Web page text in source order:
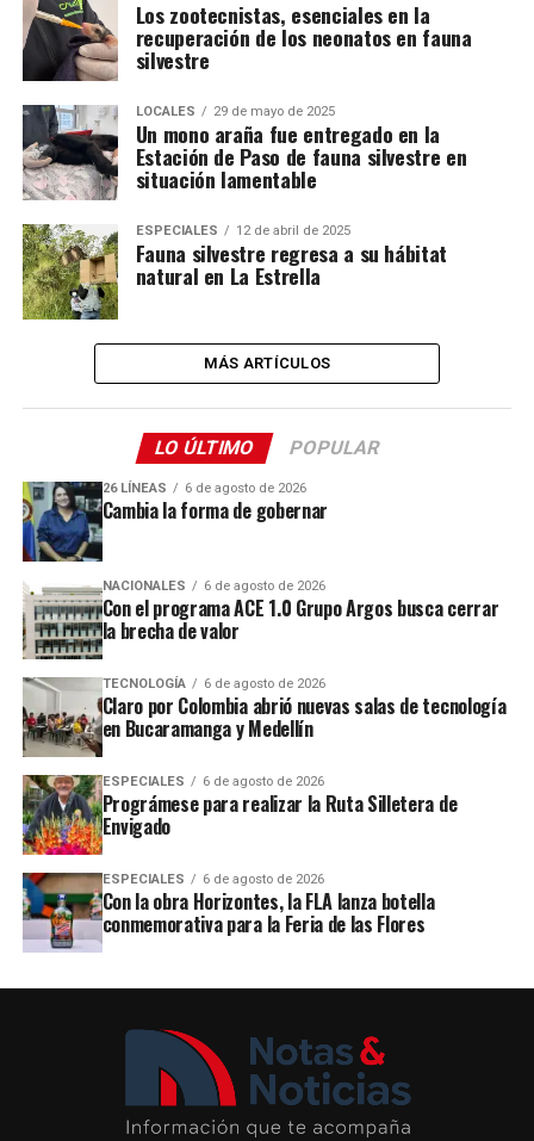
Los zootecnistas, esenciales en la
recuperación de los neonatos en fauna
silvestre
LOCALES 29 de mayo de 2025
Un mono araña fue entregado en la
Estación de Paso de fauna silvestre en
situación lamentable
ESPECIALES 12 de abril de 2025
Fauna silvestre regresa a su hábitat
natural en La Estrella
MÁS ARTÍCULOS
LO ÚLTIMO POPULAR
26 LÍNEAS 6 de agosto de 2026
Cambia la forma de gobernar
NACIONALES 6 de agosto de 2026
Con el programa ACE 1.0 Grupo Argos busca cerrar
la brecha de valor
TECNOLOGÍA 6 de agosto de 2026
Claro por Colombia abrió nuevas salas de tecnología
en Bucaramanga y Medellín
ESPECIALES 6 de agosto de 2026
Prográmese para realizar la Ruta Silletera de
Envigado
ESPECIALES 6 de agosto de 2026
Con la obra Horizontes, la FLA lanza botella
conmemorativa para la Feria de las Flores